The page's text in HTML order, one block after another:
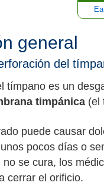
general
del
tímpano es un
timpánica (el
puede causar
pocos días o
se cura, los
cerrar el orificio.